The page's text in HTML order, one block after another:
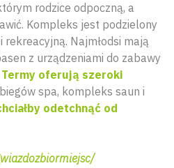
rodzice odpoczną, a
Kompleks jest podzielony
rekreacyjną. Najmłodsi mają
z urządzeniami do zabawy
Termy oferują szeroki
spa, kompleks saun i
odetchnąć od